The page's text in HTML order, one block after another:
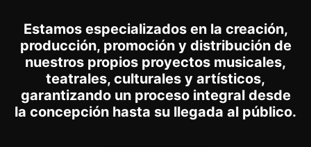
Estamos especializados en la creación,
producción, promoción y distribución de
nuestros propios proyectos musicales,
teatrales, culturales y artísticos,
garantizando un proceso integral desde
la concepción hasta su llegada al público.